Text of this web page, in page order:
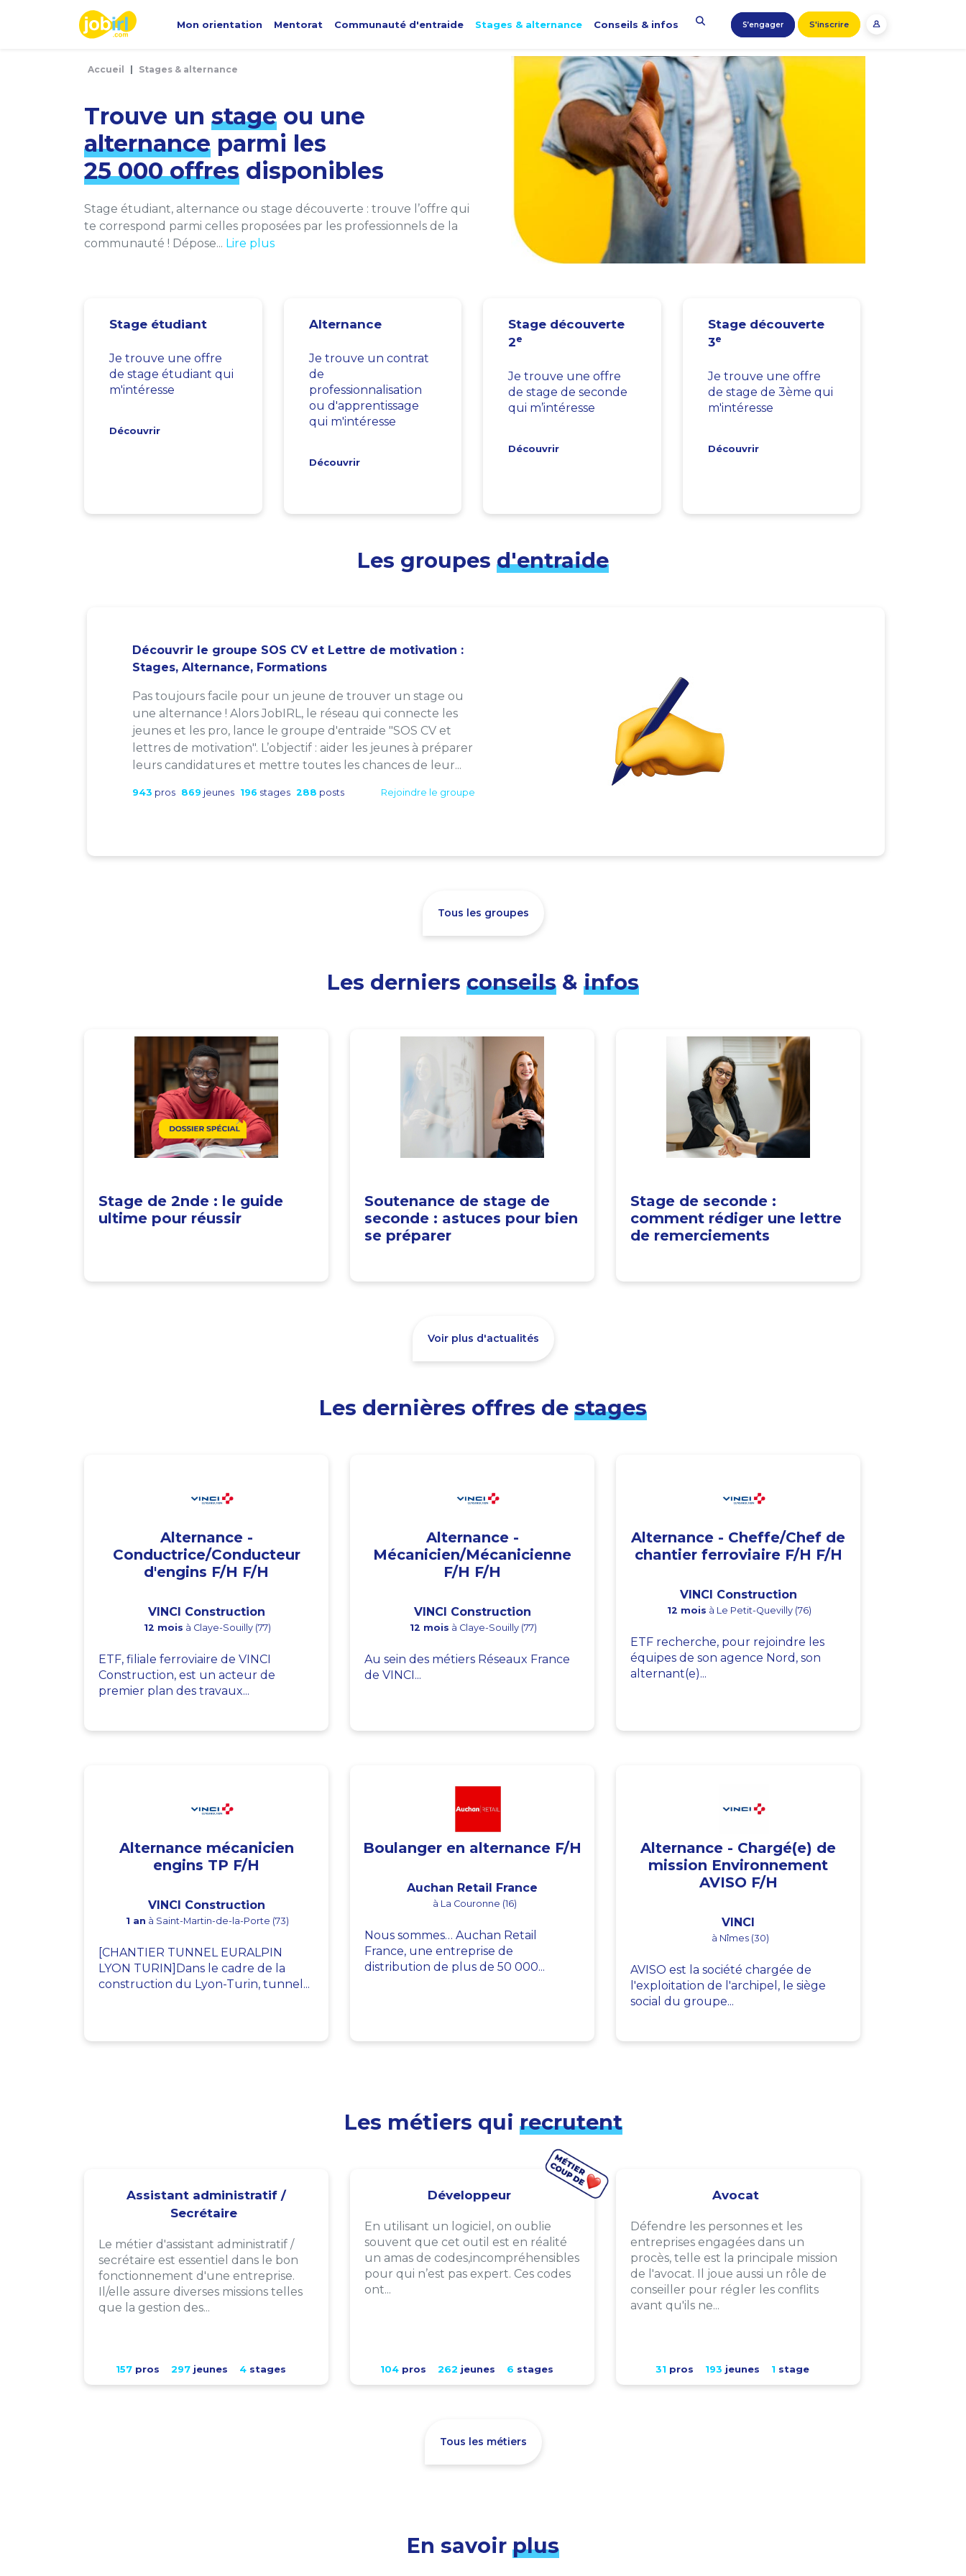
Mon orientation Mentorat Communauté d'entraide Stages & alternance Conseils & infos S’engager S'inscrire
Accueil Stages & alternance
Trouve un stage ou une
alternance parmi les
25 000 offres disponibles
Stage étudiant, alternance ou stage découverte : trouve l’offre qui
te correspond parmi celles proposées par les professionnels de la
communauté ! Dépose... Lire plus
Stage étudiant
Je trouve une offre
de stage étudiant qui
m'intéresse
Découvrir
Alternance
Je trouve un contrat
de
professionnalisation
ou d'apprentissage
qui m'intéresse
Découvrir
Stage découverte
2e
Je trouve une offre
de stage de seconde
qui m’intéresse
Découvrir
Stage découverte
3e
Je trouve une offre
de stage de 3ème qui
m'intéresse
Découvrir
Les groupes d'entraide
Découvrir le groupe SOS CV et Lettre de motivation :
Stages, Alternance, Formations
Pas toujours facile pour un jeune de trouver un stage ou
une alternance ! Alors JobIRL, le réseau qui connecte les
jeunes et les pro, lance le groupe d'entraide "SOS CV et
lettres de motivation". L’objectif : aider les jeunes à préparer
leurs candidatures et mettre toutes les chances de leur...
943 pros 869 jeunes 196 stages 288 posts Rejoindre le groupe
Tous les groupes
Les derniers conseils & infos
Stage de 2nde : le guide
ultime pour réussir
Soutenance de stage de
seconde : astuces pour bien
se préparer
Stage de seconde :
comment rédiger une lettre
de remerciements
Voir plus d'actualités
Les dernières offres de stages
Alternance -
Conductrice/Conducteur
d'engins F/H F/H
VINCI Construction
12 mois à Claye-Souilly (77)
ETF, filiale ferroviaire de VINCI
Construction, est un acteur de
premier plan des travaux...
Alternance -
Mécanicien/Mécanicienne
F/H F/H
VINCI Construction
12 mois à Claye-Souilly (77)
Au sein des métiers Réseaux France
de VINCI...
Alternance - Cheffe/Chef de
chantier ferroviaire F/H F/H
VINCI Construction
12 mois à Le Petit-Quevilly (76)
ETF recherche, pour rejoindre les
équipes de son agence Nord, son
alternant(e)...
Alternance mécanicien
engins TP F/H
VINCI Construction
1 an à Saint-Martin-de-la-Porte (73)
[CHANTIER TUNNEL EURALPIN
LYON TURIN]Dans le cadre de la
construction du Lyon-Turin, tunnel...
Boulanger en alternance F/H
Auchan Retail France
à La Couronne (16)
Nous sommes… Auchan Retail
France, une entreprise de
distribution de plus de 50 000...
Alternance - Chargé(e) de
mission Environnement
AVISO F/H
VINCI
à Nîmes (30)
AVISO est la société chargée de
l'exploitation de l'archipel, le siège
social du groupe...
Les métiers qui recrutent
Assistant administratif /
Secrétaire
Le métier d'assistant administratif /
secrétaire est essentiel dans le bon
fonctionnement d'une entreprise.
Il/elle assure diverses missions telles
que la gestion des...
157pros 297jeunes 4stages
Développeur
En utilisant un logiciel, on oublie
souvent que cet outil est en réalité
un amas de codes,incompréhensibles
pour qui n’est pas expert. Ces codes
ont...
104pros 262 jeunes 6 stages
Avocat
Défendre les personnes et les
entreprises engagées dans un
procès, telle est la principale mission
de l'avocat. Il joue aussi un rôle de
conseiller pour régler les conflits
avant qu'ils ne...
31 pros 193 jeunes 1 stage
Tous les métiers
En savoir plus
Panneau de gestion des cookies